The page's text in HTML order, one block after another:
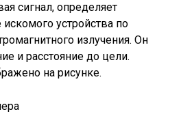
сигнал, определяет
устройства по
излучения. Он
и расстояние до цели.
на рисунке.